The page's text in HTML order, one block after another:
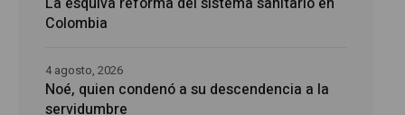
Colombia
Noé, quien condenó a su descendencia a la
servidumbre
4 agosto, 2026